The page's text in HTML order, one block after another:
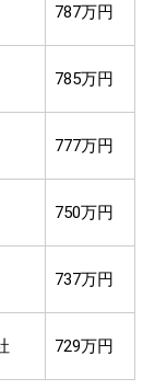
787万円
785万円
777万円
750万円
737万円
729万円